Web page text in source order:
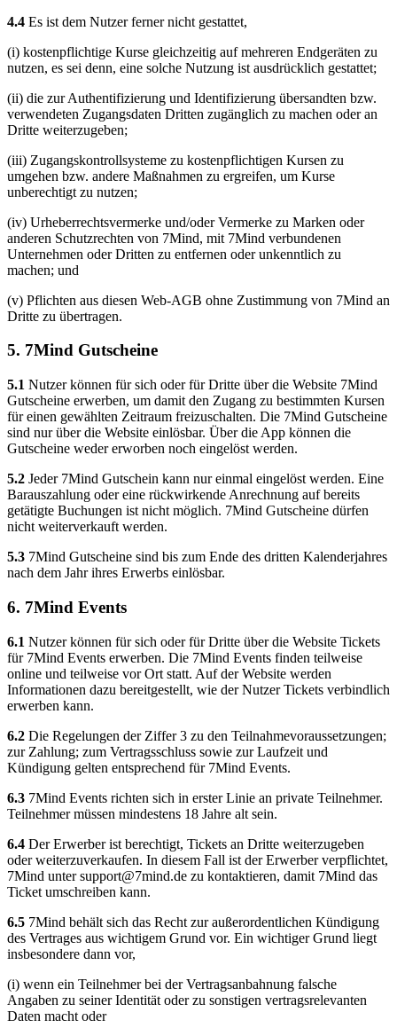
4.4 Es ist dem Nutzer ferner nicht gestattet,
(i) kostenpflichtige Kurse gleichzeitig auf mehreren Endgeräten zu
nutzen, es sei denn, eine solche Nutzung ist ausdrücklich gestattet;
(ii) die zur Authentifizierung und Identifizierung übersandten bzw.
verwendeten Zugangsdaten Dritten zugänglich zu machen oder an
Dritte weiterzugeben;
(iii) Zugangskontrollsysteme zu kostenpflichtigen Kursen zu
umgehen bzw. andere Maßnahmen zu ergreifen, um Kurse
unberechtigt zu nutzen;
(iv) Urheberrechtsvermerke und/oder Vermerke zu Marken oder
anderen Schutzrechten von 7Mind, mit 7Mind verbundenen
Unternehmen oder Dritten zu entfernen oder unkenntlich zu
machen; und
(v) Pflichten aus diesen Web-AGB ohne Zustimmung von 7Mind an
Dritte zu übertragen.
5. 7Mind Gutscheine
5.1 Nutzer können für sich oder für Dritte über die Website 7Mind
Gutscheine erwerben, um damit den Zugang zu bestimmten Kursen
für einen gewählten Zeitraum freizuschalten. Die 7Mind Gutscheine
sind nur über die Website einlösbar. Über die App können die
Gutscheine weder erworben noch eingelöst werden.
5.2 Jeder 7Mind Gutschein kann nur einmal eingelöst werden. Eine
Barauszahlung oder eine rückwirkende Anrechnung auf bereits
getätigte Buchungen ist nicht möglich. 7Mind Gutscheine dürfen
nicht weiterverkauft werden.
5.3 7Mind Gutscheine sind bis zum Ende des dritten Kalenderjahres
nach dem Jahr ihres Erwerbs einlösbar.
6. 7Mind Events
6.1 Nutzer können für sich oder für Dritte über die Website Tickets
für 7Mind Events erwerben. Die 7Mind Events finden teilweise
online und teilweise vor Ort statt. Auf der Website werden
Informationen dazu bereitgestellt, wie der Nutzer Tickets verbindlich
erwerben kann.
6.2 Die Regelungen der Ziffer 3 zu den Teilnahmevoraussetzungen;
zur Zahlung; zum Vertragsschluss sowie zur Laufzeit und
Kündigung gelten entsprechend für 7Mind Events.
6.3 7Mind Events richten sich in erster Linie an private Teilnehmer.
Teilnehmer müssen mindestens 18 Jahre alt sein.
6.4 Der Erwerber ist berechtigt, Tickets an Dritte weiterzugeben
oder weiterzuverkaufen. In diesem Fall ist der Erwerber verpflichtet,
7Mind untersupport@7mind.de zu kontaktieren, damit 7Mind das
Ticket umschreiben kann.
6.5 7Mind behält sich das Recht zur außerordentlichen Kündigung
des Vertrages aus wichtigem Grund vor. Ein wichtiger Grund liegt
insbesondere dann vor,
(i) wenn ein Teilnehmer bei der Vertragsanbahnung falsche
Angaben zu seiner Identität oder zu sonstigen vertragsrelevanten
Daten macht oder